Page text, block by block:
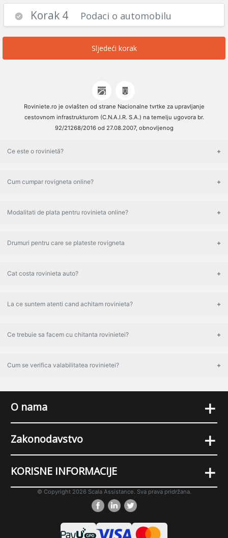
Korak 4 Podaci o automobilu
Sljedeći korak
Roviniete.ro je ovlašten od strane Nacionalne tvrtke za upravljanje
cestovnom infrastrukturom (C.N.A.I.R. S.A.) na temelju ugovora br.
92/21268/2016 od 27.08.2007, obnovljenog
Ce este o rovinietă?
Cum cumpar rovigneta online?
Modalitati de plata pentru rovinieta online?
Drumuri pentru care se plateste rovigneta
Cat costa rovinieta auto?
La ce suntem atenti cand achitam rovinieta?
Ce trebuie sa facem cu chitanta rovinietei?
Cum se verifica valabilitatea rovinietei?
O nama +
Zakonodavstvo +
KORISNE INFORMACIJE +
© Copyright 2026 Scala Assistance. Sva prava pridržana.